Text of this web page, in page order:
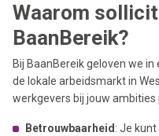
Waarom
BaanBereik?
Bij BaanBereik geloven we
de lokale arbeidsmarkt in
werkgevers bij jouw ambities
Betrouwbaarheid : Je